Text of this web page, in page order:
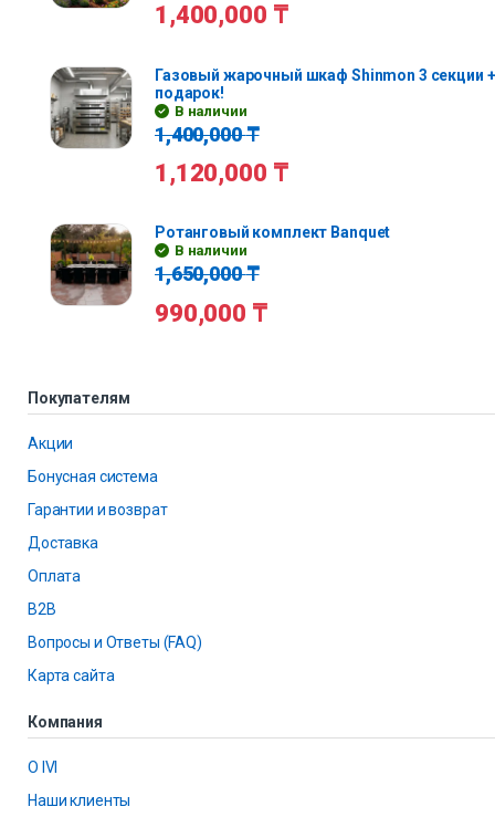
1,400,000 ₸
Газовый жарочный шкаф Shinmon 3 секции
подарок!
В наличии
1,400,000₸
1,120,000 ₸
Ротанговый комплект Banquet
В наличии
1,650,000₸
990,000 ₸
Покупателям
Акции
Бонусная система
Гарантии и возврат
Доставка
Оплата
B2B
Вопросы и Ответы (FAQ)
Карта сайта
Компания
О IVI
Наши клиенты